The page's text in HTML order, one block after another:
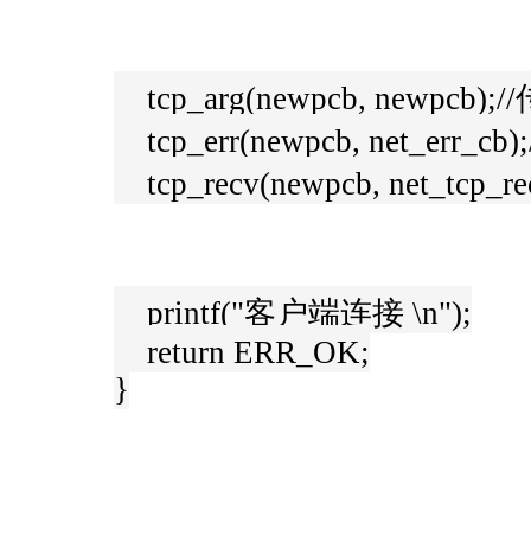
tcp_arg(newpcb, newpcb);//
tcp_err(newpcb,
tcp_recv(newpcb,
printf("客户端连接 \n");
return ERR_OK;
}